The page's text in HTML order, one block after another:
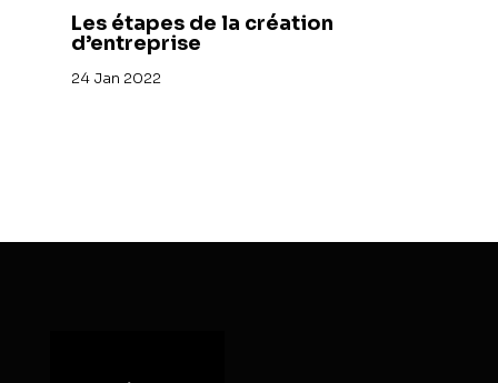
Les étapes de la création
d’entreprise
24 Jan 2022